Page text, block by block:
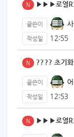
N ▶▶▶로열
글쓴이
작성일 12:55
N ???? 초기
글쓴이
작성일 12:53
N ▶▶▶로열